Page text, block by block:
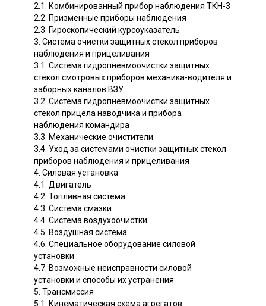
2.1. Комбинированный прибор наблюдения ТКН-3
2.2. Призменные приборы наблюдения
2.3. Гироскопический курсоуказатель
3. Система очистки защитных стекол приборов
наблюдения и прицеливания
3.1. Система гидропневмоочистки защитных
стекол смотровых приборов механика-водителя и
заборных каналов ВЗУ
3.2. Система гидропневмоочистки защитных
стекол прицела наводчика и прибора
наблюдения командира
3.3. Механические очистители
3.4. Уход за системами очистки защитных стекол
приборов наблюдения и прицеливания
4. Силовая установка
4.1. Двигатель
4.2. Топливная система
4.3. Система смазки
4.4. Система воздухоочистки
4.5. Воздушная система
4.6. Специальное оборудование силовой
установки
4.7. Возможные неисправности силовой
установки и способы их устранения
5. Трансмиссия
5.1. Кинематическая схема агрегатов